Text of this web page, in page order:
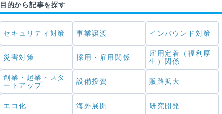
目的から記事を探す
セキュリティ対策 事業譲渡 インバウンド対策
災害対策 採用・雇用関係
雇用定着（福利厚
生）関係
創業・起業・スタ
ートアップ
設備投資 販路拡大
エコ化 海外展開 研究開発